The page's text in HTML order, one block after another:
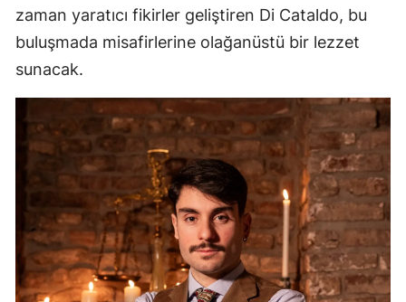
zaman yaratıcı fikirler geliştiren Di Cataldo, bu
buluşmada misafirlerine olağanüstü bir lezzet
sunacak.